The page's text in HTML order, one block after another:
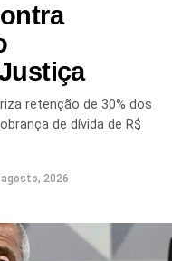
DE PENAS
DA FORÇA
retenção de 30% dos
de dívida de R$
agosto, 2026